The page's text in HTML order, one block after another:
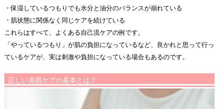
・保湿しているつもりでも水分と油分のバランスが崩れている
・肌状態に関係なく同じケアを続けている
これらはすべて、よくある自己流ケアの例です。
「やっているつもり」が肌の負担になっているなど、良かれと思って行っ
ているケアが、実は刺激や負担になっている場合もあるのです。
正しい美肌ケアの基本とは？